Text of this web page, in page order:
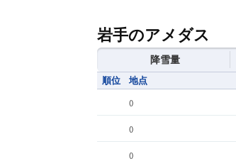
岩手のアメダス
降雪量
順位 地点
()
()
()